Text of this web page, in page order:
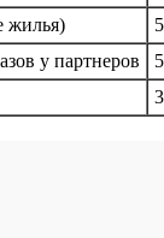
жилья)
у партнеров